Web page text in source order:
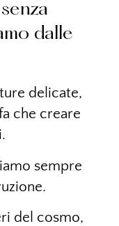
dalle
delicate,
che creare
sempre
del cosmo,